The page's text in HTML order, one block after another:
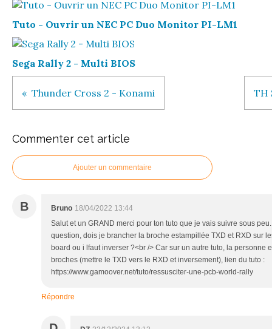
Tuto - Ouvrir un NEC PC Duo Monitor PI-LM1
Sega Rally 2 - Multi BIOS
Thunder Cross 2 - Konami TH
Commenter cet article
Ajouter un commentaire
B Bruno 18/04/2022 13:44
Salut et un GRAND merci pour ton tuto que je vais suivre sous
question, dois je brancher la broche estampillée TXD et RXD sur
board ou i lfaut inverser ?<br /> Car sur un autre tuto, la personne
broches (mettre le TXD vers le RXD et inversement), lien du tuto :
https://www.gamoover.net/tuto/ressusciter-une-pcb-world-rally
Répondre